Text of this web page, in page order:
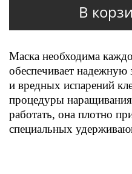
В
Маска необходима
обеспечивает
и вредных испарений
процедуры
работать, она плотно
специальных